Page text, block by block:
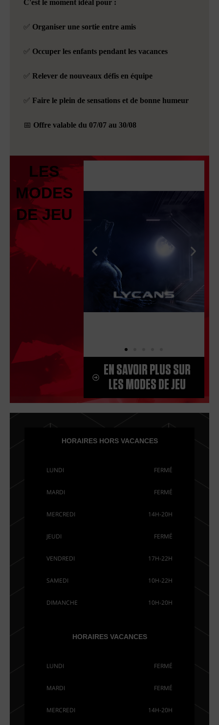
C'est le moment idéal pour :
✅ Organiser une sortie entre amis
✅ Occuper les enfants pendant les vacances
✅ Relever de nouveaux défis en équipe
✅ Faire le plein de sensations et de bonne humeur
📅 Offre valable du 07/07 au 30/08
LES
MODES
DE JEU
EN SAVOIR PLUS SUR
LES MODES DE JEU
HORAIRES HORS VACANCES
LUNDI FERMÉ
MARDI FERMÉ
MERCREDI 14H-20H
JEUDI FERMÉ
VENDREDI 17H-22H
SAMEDI 10H-22H
DIMANCHE 10H-20H
HORAIRES VACANCES
LUNDI FERMÉ
MARDI FERMÉ
MERCREDI 14H-20H